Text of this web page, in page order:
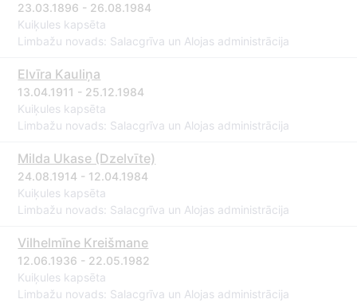
23.03.1896 - 26.08.1984
Kuiķules kapsēta
Limbažu novads: Salacgrīva un Alojas administrācija
Elvīra Kauliņa
13.04.1911 - 25.12.1984
Kuiķules kapsēta
Limbažu novads: Salacgrīva un Alojas administrācija
Milda Ukase (Dzelvīte)
24.08.1914 - 12.04.1984
Kuiķules kapsēta
Limbažu novads: Salacgrīva un Alojas administrācija
Vilhelmīne Kreišmane
12.06.1936 - 22.05.1982
Kuiķules kapsēta
Limbažu novads: Salacgrīva un Alojas administrācija